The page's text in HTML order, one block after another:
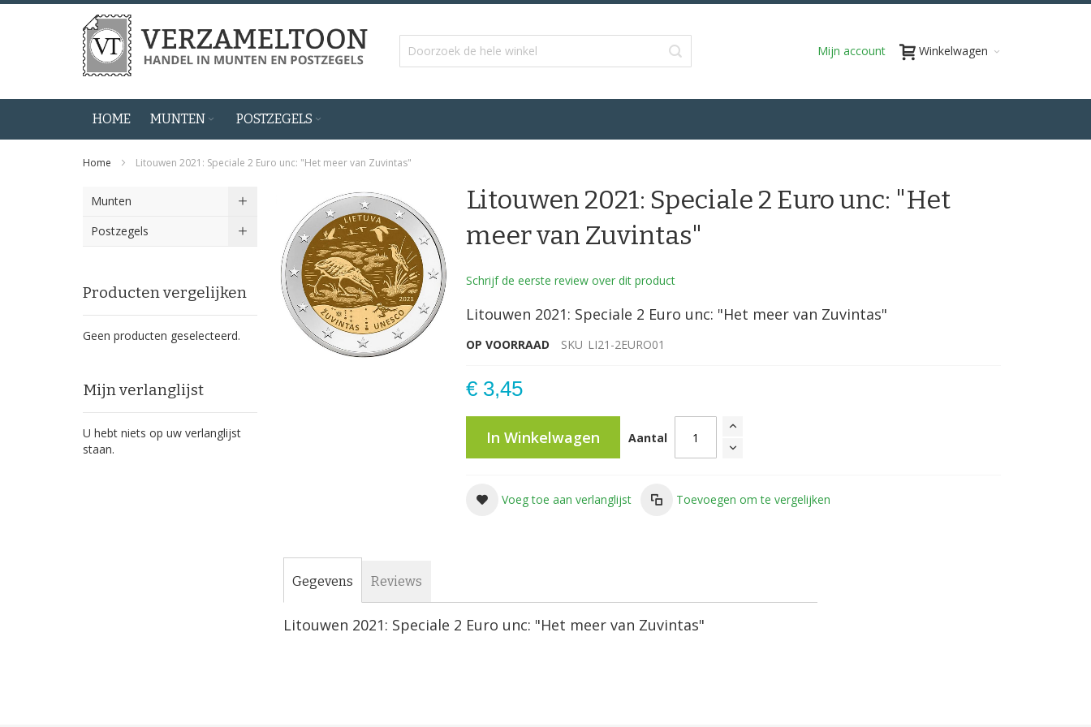
Ga
naar
de
Winkelwagen
Mijn account
HOME MUNTEN POSTZEGELS
Home Litouwen 2021: Speciale 2 Euro unc: "Het meer van Zuvintas"
einde
van
de
afbeeldingen-
gallerij
Litouwen 2021: Speciale 2 Euro unc: "Het
meer van Zuvintas"
Schrijf de eerste review over dit product
Litouwen 2021: Speciale 2 Euro unc: "Het meer van Zuvintas"
OP VOORRAAD SKU LI21-2EURO01
€ 3,45
Aantal
In Winkelwagen
Voeg toe aan verlanglijst Toevoegen om te vergelijken
Gegevens
Litouwen 2021: Speciale 2 Euro unc: "Het meer van Zuvintas"
Reviews
Munten
Postzegels
Producten vergelijken
Geen producten geselecteerd.
Mijn verlanglijst
U hebt niets op uw verlanglijst
staan.